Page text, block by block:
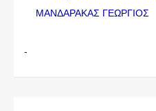
ΜΑΝΔΑΡΑΚΑΣ ΓΕΩΡΓΙΟΣ
-